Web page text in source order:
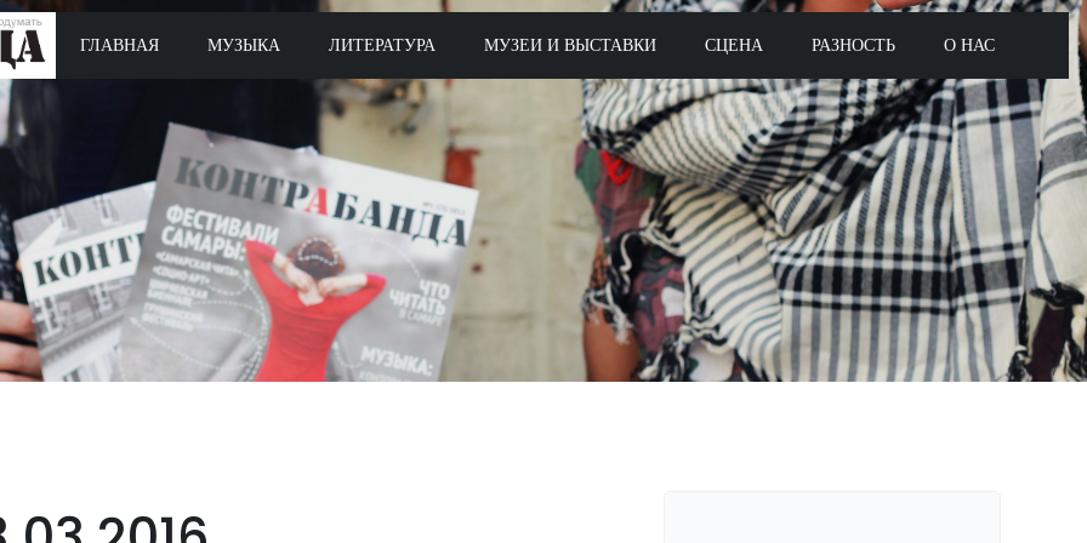
ГЛАВНАЯ МУЗЫКА ЛИТЕРАТУРА МУЗЕИ И ВЫСТАВКИ СЦЕНА РАЗНОСТЬ О НАС